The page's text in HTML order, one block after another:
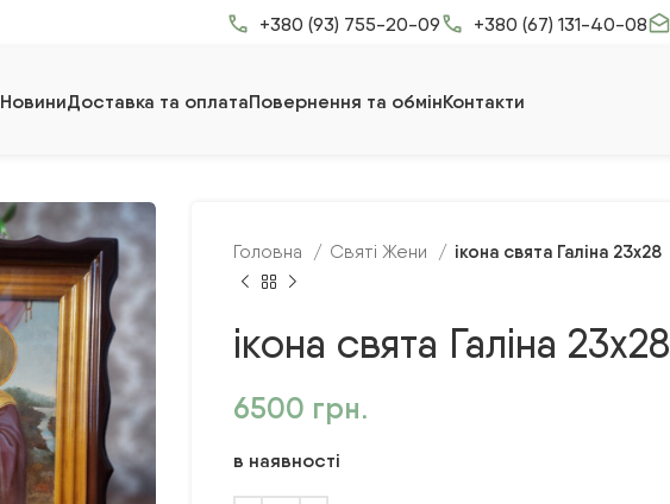
+380 (93) 755-20-09 +380 (67) 131-40-08
НовиниДоставка та оплатаПовернення та обмінКонтакти
Головна Святі Жени ікона свята Галіна 23х28
ікона свята Галіна 23х28
6500 грн.
в наявності